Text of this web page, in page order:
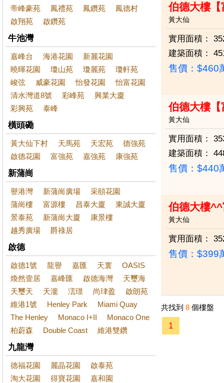
帝峰豪苑
鳳禮苑 鳳鑽苑
鳳德村
啟翔苑
啟鑽苑
牛池灣
嘉峰台 海港花園
新麗花園
曉暉花園
瓊山苑 瓊麗苑
瓊軒苑
峻弦
威豪花園 怡發花園
怡富花園
清水灣道8號
彩峰苑
興業大廈
彩興苑
泰峰
橫頭磡
黃大仙下村 天馬苑 天宏苑
德強苑
啟德花園
富強苑 嘉強苑 康強苑
新蒲崗
譽港灣 新蒲崗廣場
采頤花園
蒲崗樓
富源樓 昌泰大廈
東誠大廈
景泰苑
新蒲崗大廈
康景樓
越秀廣場
爵祿居
啟德
啟德1號 龍譽 嘉匯 天寰
OASIS
煥然壹居
嘉峰匯 啟德海灣
天璽海
天璽天
天瀧 澐璟 尚珒盈
啟朗苑
維港1號
Henley Park
Miami Quay
The Henley
Monaco I+II
Monaco One
柏蔚森
Double Coast 維港雙鑽
九龍灣
德福花園 麗晶花園
啟泰苑
淘大花園
得寶花園 嘉和園
伯德大樓
黃大仙
實用面積：
建築面積：
售價： $460
伯德大樓
黃大仙
實用面積：
建築面積：
售價： $440
伯德大樓
黃大仙
實用面積：
售價： $399
共找到 8 個樓盤
1